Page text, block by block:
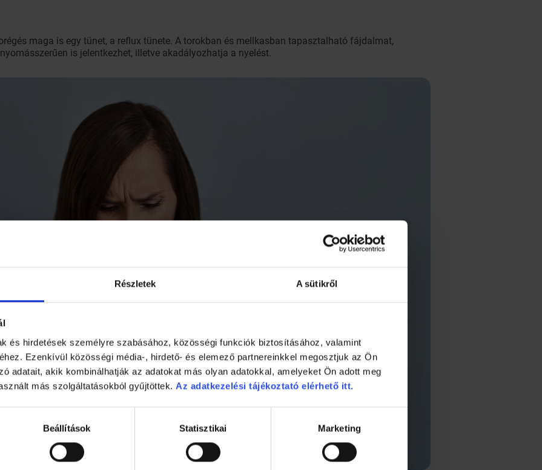
Részletek A sütikről
és hirdetések személyre szabásához, közösségi funkciók biztosításához, valamint
Ezenkívül közösségi média-, hirdető- és elemező partnereinkkel megosztjuk az Ön
adatait, akik kombinálhatják az adatokat más olyan adatokkal, amelyeket Ön adott meg
más szolgáltatásokból gyűjtöttek. Az adatkezelési tájékoztató elérhető itt.
Beállítások Statisztikai Marketing
maga is egy tünet, a reflux tünete. A torokban és mellkasban tapasztalható fájdalmat,
is jelentkezhet, illetve akadályozhatja a nyelést.